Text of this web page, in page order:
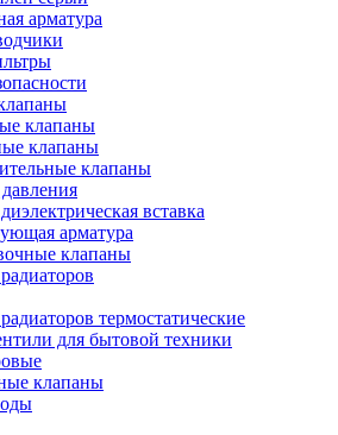
арматура
клапаны
клапаны
клапаны
вставка
арматура
клапаны
термостатические
для бытовой техники
клапаны